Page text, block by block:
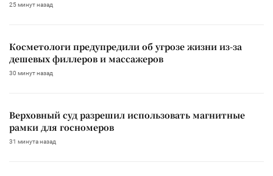
25 минут назад
Косметологи предупредили об угрозе жизни из-за
дешевых филлеров и массажеров
30 минут назад
Верховный суд разрешил использовать магнитные
рамки для госномеров
31 минута назад